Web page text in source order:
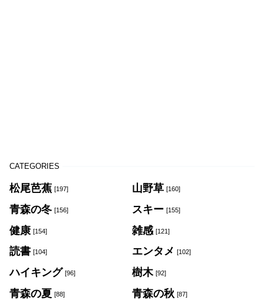
CATEGORIES
松尾芭蕉 [197] 山野草 [160]
青森の冬 [156] スキー [155]
健康 [154] 雑感 [121]
読書 [104] エンタメ [102]
ハイキング [96] 樹木 [92]
青森の夏 [88] 青森の秋 [87]